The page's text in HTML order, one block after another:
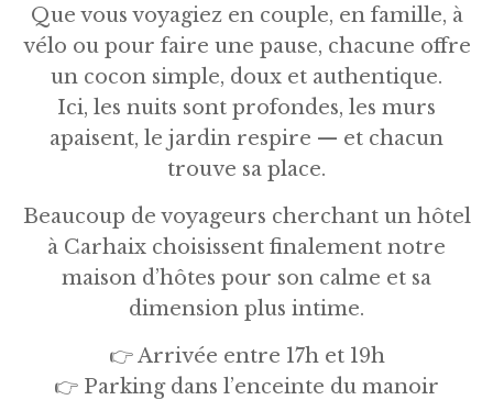
Que vous voyagiez en couple, en famille, à
vélo ou pour faire une pause, chacune offre
un cocon simple, doux et authentique.
Ici, les nuits sont profondes, les murs
apaisent, le jardin respire — et chacun
trouve sa place.
Beaucoup de voyageurs cherchant un hôtel
à Carhaix choisissent finalement notre
maison d’hôtes pour son calme et sa
dimension plus intime.
👉 Arrivée entre 17h et 19h
👉 Parking dans l’enceinte du manoir